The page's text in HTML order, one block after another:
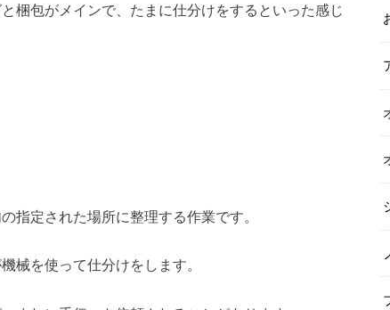
梱包がメインで、たまに仕分けをするといった感じ
指定された場所に整理する作業です。
械を使って仕分けをします。